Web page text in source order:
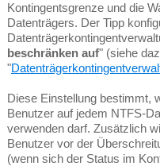
Kontingentsgrenze und die
Datenträgers. Der Tipp
beschränken auf" (siehe
"
Diese Einstellung bestimmt,
Benutzer auf jedem NTFS-
verwenden darf. Zusätzlich
Benutzer vor der
(wenn sich der Status im